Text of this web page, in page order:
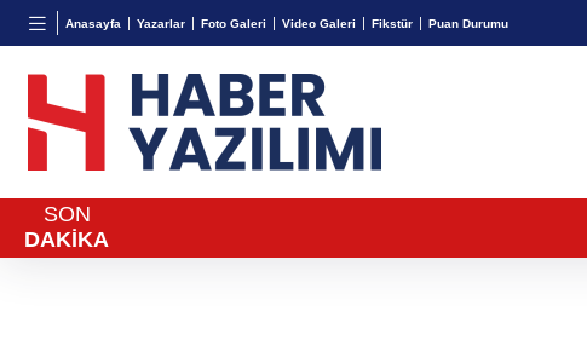
Anasayfa Yazarlar Foto Galeri Video Galeri Fikstür Puan Durumu
BGN
27,9743 %-0,22
VND
0,0018%0,27
6.580,00
SON
DAKİKA